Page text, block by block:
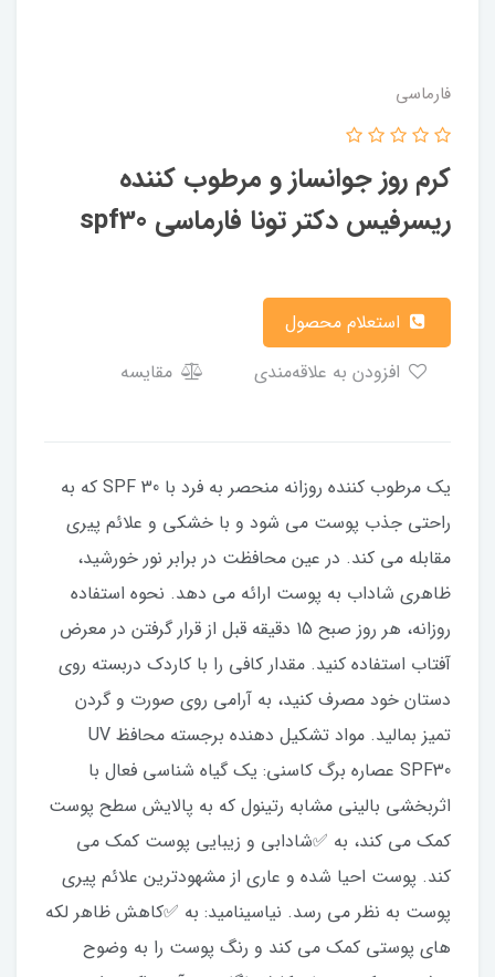
فارماسی
کرم روز جوانساز و مرطوب کننده
ریسرفیس دکتر تونا فارماسی spf30
مقایسه
یک مرطوب کننده روزانه منحصر به فرد با SPF 30 که به
راحتی جذب پوست می شود و با خشکی و علائم پیری
مقابله می کند. در عین محافظت در برابر نور خورشید،
ظاهری شاداب به پوست ارائه می دهد. نحوه استفاده
روزانه، هر روز صبح 15 دقیقه قبل از قرار گرفتن در معرض
آفتاب استفاده کنید. مقدار کافی را با کاردک دربسته روی
دستان خود مصرف کنید، به آرامی روی صورت و گردن
تمیز بمالید. مواد تشکیل دهنده برجسته محافظ UV
SPF30 عصاره برگ کاسنی: یک گیاه شناسی فعال با
اثربخشی بالینی مشابه رتینول که به پالایش سطح پوست
کمک می کند، به ✅شادابی و زیبایی پوست کمک می
کند. پوست احیا شده و عاری از مشهودترین علائم پیری
پوست به نظر می رسد. نیاسینامید: به ✅کاهش ظاهر لکه
های پوستی کمک می کند و رنگ پوست را به وضوح